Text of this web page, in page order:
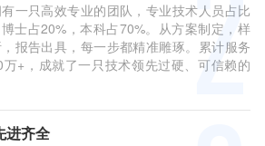
一只高效专业的团队，专业技术人员占比
士占20%，本科占70%。从方案制定，样
报告出具，每一步都精准雕琢。累计服务
万+，成就了一只技术领先过硬、可信赖的
进齐全